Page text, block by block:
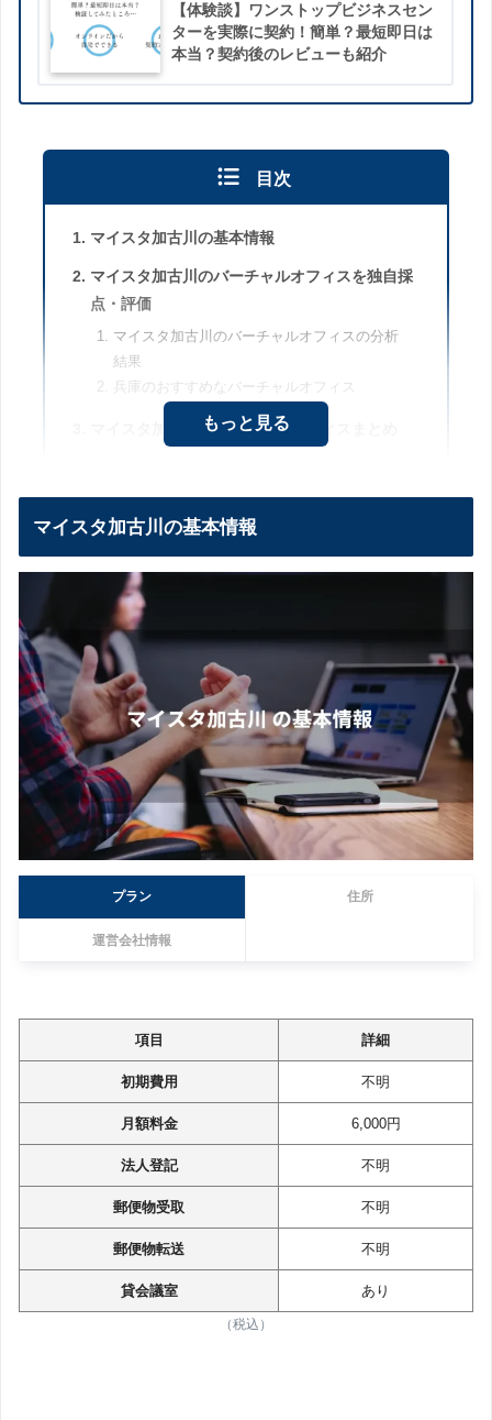
【体験談】ワンストップビジネスセン
ターを実際に契約！簡単？最短即日は
本当？契約後のレビューも紹介
目次
マイスタ加古川の基本情報
マイスタ加古川のバーチャルオフィスを独自採
点・評価
マイスタ加古川のバーチャルオフィスの分析
結果
兵庫のおすすめなバーチャルオフィス
マイスタ加古川のバーチャルオフィスまとめ
もっと見る
マイスタ加古川の基本情報
プラン 住所
運営会社情報
項目 詳細
初期費用 不明
月額料金 6,000円
法人登記 不明
郵便物受取 不明
郵便物転送 不明
貸会議室 あり
（税込）